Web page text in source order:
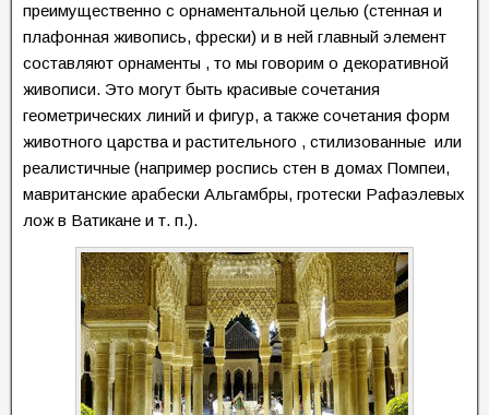
преимущественно с орнаментальной целью (стенная и
плафонная живопись, фрески) и в ней главный элемент
составляют орнаменты , то мы говорим о декоративной
живописи. Это могут быть красивые сочетания
геометрических линий и фигур, а также сочетания форм
животного царства и растительного , стилизованные или
реалистичные (например роспись стен в домах Помпеи,
мавританские арабески Альгамбры, гротески Рафаэлевых
лож в Ватикане и т. п.).